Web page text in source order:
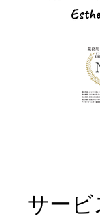
サービ